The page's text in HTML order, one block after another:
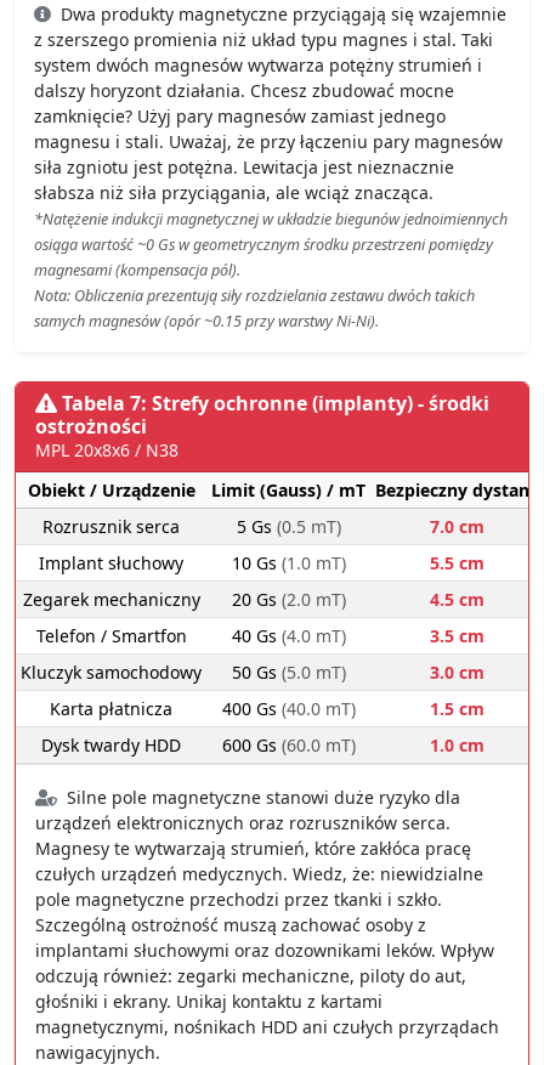
Dwa produkty magnetyczne przyciągają się wzajemnie
z szerszego promienia niż układ typu magnes i stal. Taki
system dwóch magnesów wytwarza potężny strumień i
dalszy horyzont działania. Chcesz zbudować mocne
zamknięcie? Użyj pary magnesów zamiast jednego
magnesu i stali. Uważaj, że przy łączeniu pary magnesów
siła zgniotu jest potężna. Lewitacja jest nieznacznie
słabsza niż siła przyciągania, ale wciąż znacząca.
*Natężenie indukcji magnetycznej w układzie biegunów jednoimiennych
osiąga wartość ~0 Gs w geometrycznym środku przestrzeni pomiędzy
magnesami (kompensacja pól).
Nota: Obliczenia prezentują siły rozdzielania zestawu dwóch takich
samych magnesów (opór ~0.15 przy warstwy Ni-Ni).
Tabela 7: Strefy ochronne (implanty) - środki
ostrożności
MPL 20x8x6 / N38
Obiekt / Urządzenie
Limit (Gauss) / mT Bezpieczny dystans
Rozrusznik serca
5 Gs (0.5 mT)
7.0 cm
Implant słuchowy
10 Gs (1.0 mT)
5.5 cm
Zegarek mechaniczny
20 Gs (2.0 mT)
4.5 cm
Telefon / Smartfon
40 Gs (4.0 mT)
3.5 cm
Kluczyk samochodowy
50 Gs (5.0 mT)
3.0 cm
Karta płatnicza
400 Gs (40.0 mT)
1.5 cm
Dysk twardy HDD
600 Gs (60.0 mT) 1.0 cm
Silne pole magnetyczne stanowi duże ryzyko dla
urządzeń elektronicznych oraz rozruszników serca.
Magnesy te wytwarzają strumień, które zakłóca pracę
czułych urządzeń medycznych. Wiedz, że: niewidzialne
pole magnetyczne przechodzi przez tkanki i szkło.
Szczególną ostrożność muszą zachować osoby z
implantami słuchowymi oraz dozownikami leków. Wpływ
odczują również: zegarki mechaniczne, piloty do aut,
głośniki i ekrany. Unikaj kontaktu z kartami
magnetycznymi, nośnikach HDD ani czułych przyrządach
nawigacyjnych.